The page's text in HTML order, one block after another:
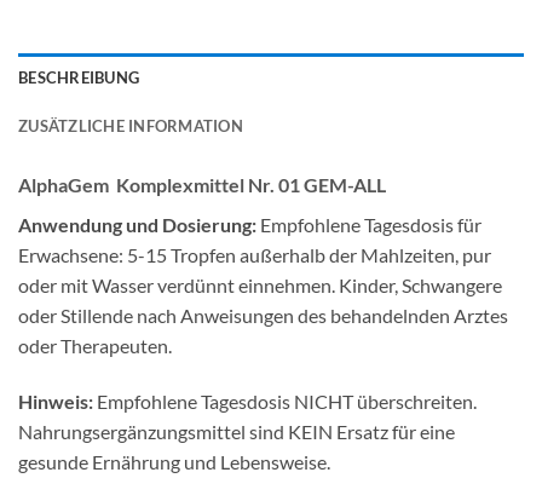
BESCHREIBUNG
ZUSÄTZLICHE INFORMATION
AlphaGem Komplexmittel Nr. 01 GEM-ALL
Anwendung und Dosierung: Empfohlene Tagesdosis für
Erwachsene: 5-15 Tropfen außerhalb der Mahlzeiten, pur
oder mit Wasser verdünnt einnehmen. Kinder, Schwangere
oder Stillende nach Anweisungen des behandelnden Arztes
oder Therapeuten.
Hinweis: Empfohlene Tagesdosis NICHT überschreiten.
Nahrungsergänzungsmittel sind KEIN Ersatz für eine
gesunde Ernährung und Lebensweise.